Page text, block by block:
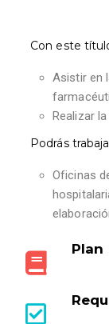
Con este
Asistir en
Realizar
Podrás
Oficinas
Plan